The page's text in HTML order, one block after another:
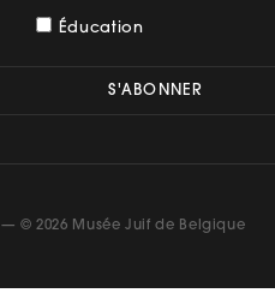
Éducation
— © 2026 Musée Juif de Belgique